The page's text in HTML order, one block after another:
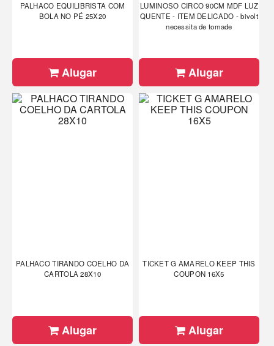
PALHACO EQUILIBRISTA COM
BOLA NO PÉ 25X20
Alugar
LUMINOSO CIRCO 90CM MDF LUZ
QUENTE - ITEM DELICADO - bivolt
necessita de tomade
Alugar
PALHACO TIRANDO COELHO DA
CARTOLA 28X10
Alugar
TICKET G AMARELO KEEP THIS
COUPON 16X5
Alugar